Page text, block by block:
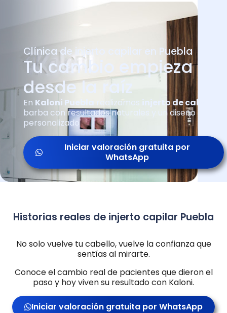
Clínica de injerto capilar en Puebla
Tu cambio empieza
desde la raíz
En Kaloni Puebla realizamos injerto de cabello
barba con resultados naturales y un diseño
personalizado
Iniciar valoración gratuita por
WhatsApp
Historias reales de injerto capilar Puebla
No solo vuelve tu cabello, vuelve la confianza que
sentías al mirarte.
Conoce el cambio real de pacientes que dieron el
paso y hoy viven su resultado con Kaloni.
Iniciar valoración gratuita por WhatsApp